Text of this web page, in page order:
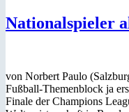
Nationalspieler
von Norbert Paulo
Fußball-Themenblock ja
Finale der Champions